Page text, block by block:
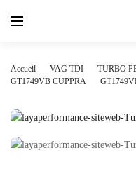
Accueil VAG TDI TURBO
GT1749VB CUPPRA